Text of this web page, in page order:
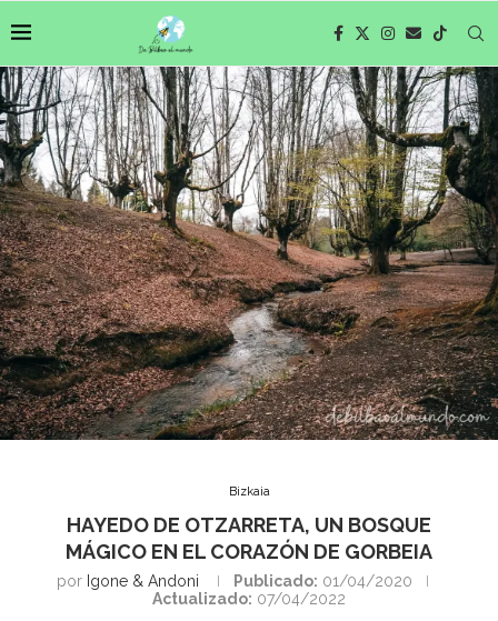
Bizkaia
HAYEDO DE OTZARRETA, UN BOSQUE
MÁGICO EN EL CORAZÓN DE GORBEIA
por Igone & Andoni Publicado: 01/04/2020
Actualizado: 07/04/2022